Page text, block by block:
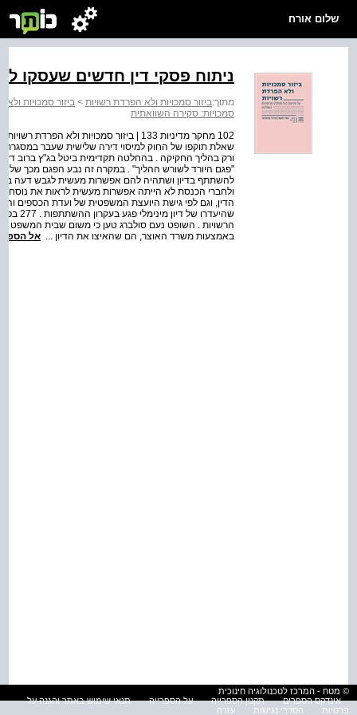
שלום אורח
ניתוח פסקי דין חדשים שעסקו
מתוך:ביזור סמכויות ולא הפרדת רשויות > ביזור סמכויות
סמכויות: סקירה השוואתית
102 מחקר מדיניות 133 | ביזור סמכויות ולא
שאלת תוקפו של החוק למיסוי דירה שלישית שעבר
ורק בהליך החקיקה . בהחלטה תקדימית ביטל בג"ץ ברוב
"פגם היורד לשורש ההליך" . במקרה זה נבע הפגם מכך שלא
ולחברי הכנסת לא הייתה אפשרות מעשית לראות את נוסח
הדין, וגם לפי גישת היועצת המשפטית של ועדת הכספים
הרשויות . השופט נעם סולברג טען כי משום שבית המשפט
באמצעות משרד האוצר, הם שהאיצו את הדיון ... אל הספר
© מטח - המרכז לטכנולוגיה חינוכית
אינדקס הספרים
תקנון הספרייה על הספרייה
תנאי שימוש באתר והגנה על
פרטיות
הסדרי נגישות עזרה